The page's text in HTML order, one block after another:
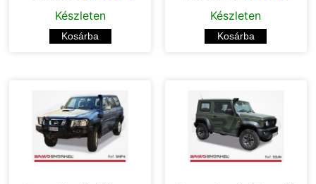
Készleten
Kosárba
Készleten
Kosárba